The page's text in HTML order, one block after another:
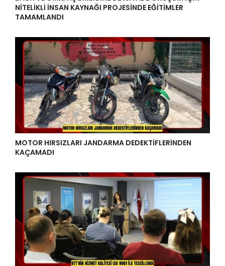
NİTELİKLİ İNSAN KAYNAĞI PROJESİNDE EĞİTİMLER
TAMAMLANDI
MOTOR HIRSIZLARI JANDARMA DEDEKTİFLERİNDEN
KAÇAMADI